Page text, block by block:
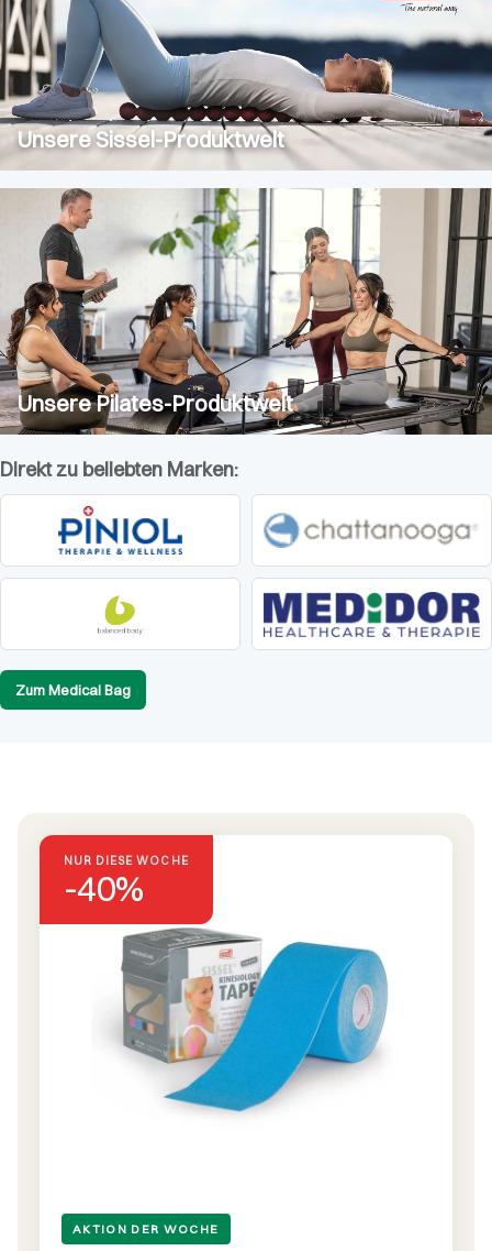
Unsere Sissel-Produktwelt
Unsere Pilates-Produktwelt
Direkt zu beliebten Marken:
Zum Medical Bag
NUR DIESE WOCHE
-40%
AKTION DER WOCHE